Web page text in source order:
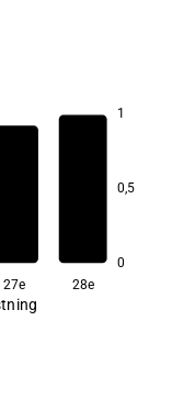
1
0,5
0
27e 28e